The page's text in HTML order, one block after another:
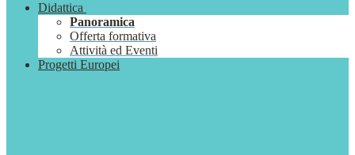
Didattica
Panoramica
Offerta formativa
Attività ed Eventi
Progetti Europei